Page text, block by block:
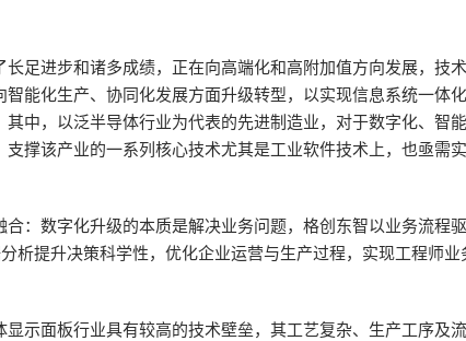
足进步和诸多成绩，正在向高端化和高附加值方向发展，技
能化生产、协同化发展方面升级转型，以实现信息系统一体
中，以泛半导体行业为代表的先进制造业，对于数字化、智
撑该产业的一系列核心技术尤其是工业软件技术上，也亟需实
：数字化升级的本质是解决业务问题，格创东智以业务流程
析提升决策科学性，优化企业运营与生产过程，实现工程师业
示面板行业具有较高的技术壁垒，其工艺复杂、生产工序及